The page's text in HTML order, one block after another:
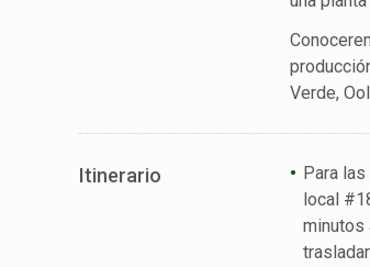
Verde,
Itinerario
Para
local
minutos